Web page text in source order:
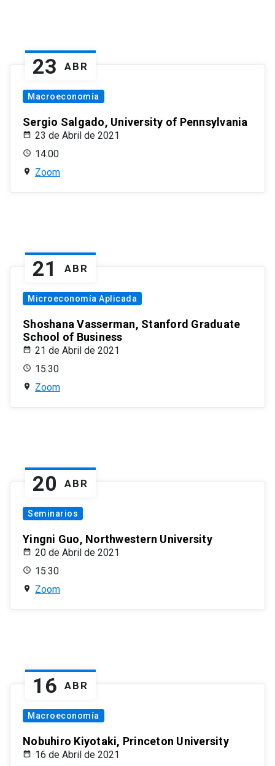
23 ABR
Macroeconomía
Sergio Salgado, University of Pennsylvania
23 de Abril de 2021
14:00
Zoom
21 ABR
Microeconomía Aplicada
Shoshana Vasserman, Stanford Graduate
School of Business
21 de Abril de 2021
15:30
Zoom
20 ABR
Seminarios
Yingni Guo, Northwestern University
20 de Abril de 2021
15:30
Zoom
16 ABR
Macroeconomía
Nobuhiro Kiyotaki, Princeton University
16 de Abril de 2021